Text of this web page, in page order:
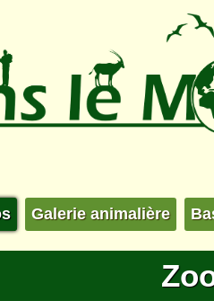
Galerie animalière